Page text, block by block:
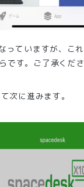
っていますが、こ
です。ご了承くださ
次に進みます。